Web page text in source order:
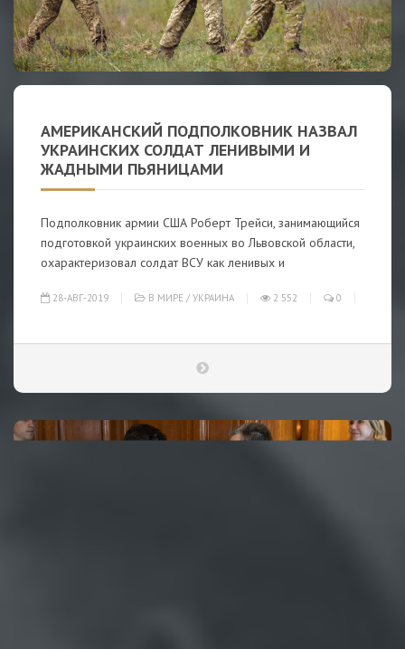
АМЕРИКАНСКИЙ ПОДПОЛКОВНИК НАЗВАЛ
УКРАИНСКИХ СОЛДАТ ЛЕНИВЫМИ И
ЖАДНЫМИ ПЬЯНИЦАМИ
Подполковник армии США Роберт Трейси, занимающийся
подготовкой украинских военных во Львовской области,
охарактеризовал солдат ВСУ как ленивых и
28-АВГ-2019 В МИРЕ / УКРАИНА 2 552 0